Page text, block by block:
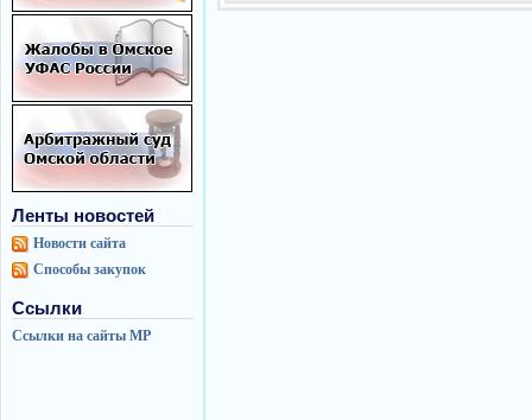
Ленты новостей
Новости сайта
Способы закупок
Ссылки
Ссылки на сайты МР